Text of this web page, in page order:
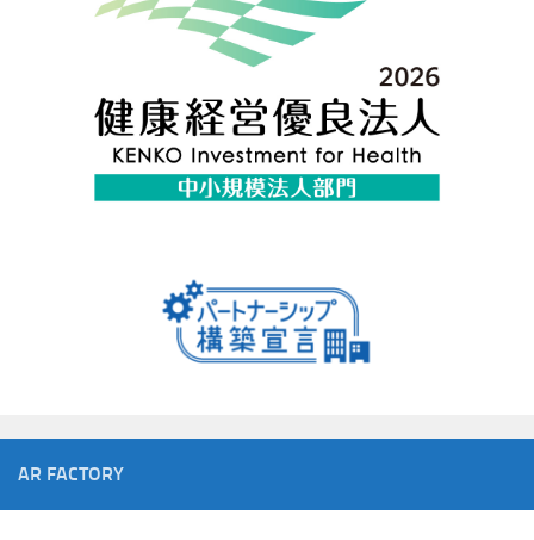
AR FACTORY